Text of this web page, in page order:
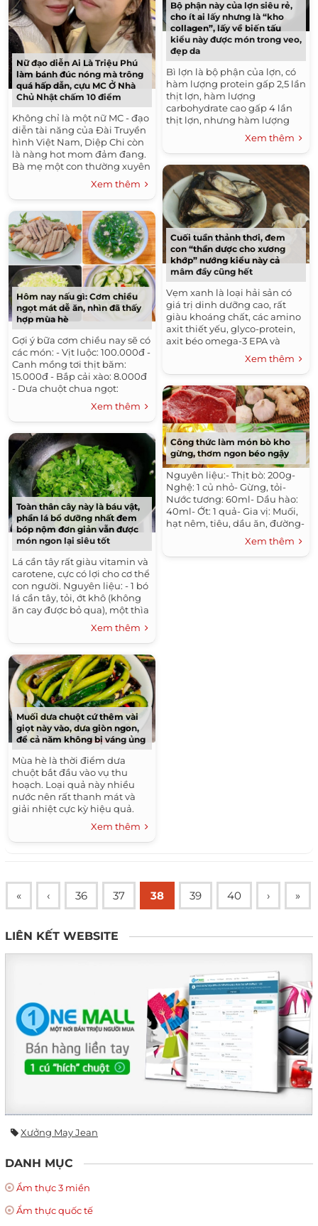
Nữ đạo diễn Ai Là Triệu Phú
làm bánh đúc nóng mà trông
quá hấp dẫn, cựu MC Ở Nhà
Chủ Nhật chấm 10 điểm
Không chỉ là một nữ MC - đạo
diễn tài năng của Đài Truyền
hình Việt Nam, Diệp Chi còn
là nàng hot mom đảm đang.
Bà mẹ một con thường xuyên
chia sẻ những món ăn làm
cho con gái Sumo An Nhiên...
Xem thêm
Hôm nay nấu gì: Cơm chiều
ngọt mát dễ ăn, nhìn đã thấy
hợp mùa hè
Gợi ý bữa cơm chiều nay sẽ có
các món: - Vịt luộc: 100.000đ -
Canh mồng tơi thịt băm:
15.000đ - Bắp cải xào: 8.000đ
- Dưa chuột chua ngọt:
8.000đ Tổng: 131.000đ Chuẩn
Xem thêm
Toàn thân cây này là báu vật,
phần lá bổ dưỡng nhất đem
bóp nộm đơn giản vẫn được
món ngon lại siêu tốt
Lá cần tây rất giàu vitamin và
carotene, cực có lợi cho cơ thể
con người. Nguyên liệu: - 1 bó
lá cần tây, tỏi, ớt khô (không
ăn cay được bỏ qua), một thìa
hạt vừng trắng, 1 thìa mì...
Xem thêm
Muối dưa chuột cứ thêm vài
giọt này vào, dưa giòn ngon,
để cả năm không bị váng ủng
Mùa hè là thời điểm dưa
chuột bắt đầu vào vụ thu
hoạch. Loại quả này nhiều
nước nên rất thanh mát và
giải nhiệt cực kỳ hiệu quả.
Ngoài cách ăn trực tiếp, nhiều
người còn đem dưa...
Xem thêm
Bộ phận này của lợn siêu rẻ,
cho ít ai lấy nhưng là “kho
collagen”, lấy về biến tấu
kiểu này được món trong veo,
đẹp da
Bì lợn là bộ phận của lợn, có
hàm lượng protein gấp 2,5 lần
thịt lợn, hàm lượng
carbohydrate cao gấp 4 lần
thịt lợn, nhưng hàm lượng
chất béo chỉ bằng một nửa
thịt lợn. Bên cạnh đó,...
Xem thêm
Cuối tuần thảnh thơi, đem
con “thần dược cho xương
khớp” nướng kiểu này cả
mâm đầy cũng hết
Vẹm xanh là loại hải sản có
giá trị dinh dưỡng cao, rất
giàu khoáng chất, các amino
axit thiết yếu, glyco-protein,
axit béo omega-3 EPA và
DHA... Có nhiều nghiên cứu
chỉ ra tác dụng kháng viêm
khớp của...
Xem thêm
Công thức làm món bò kho
gừng, thơm ngon béo ngậy
Nguyên liệu:- Thịt bò: 200g-
Nghệ: 1 củ nhỏ- Gừng, tỏi-
Nước tương: 60ml- Dầu hào:
40ml- Ớt: 1 quả- Gia vị: Muối,
hạt nêm, tiêu, dầu ăn, đường-
Rau mùi hoặc hành láCách
làm:- Thịt bò rửa...
Xem thêm
« ‹ 36 37 38 39 40 › »
LIÊN KẾT WEBSITE
Xưởng May Jean
DANH MỤC
Ẩm thực 3 miền
Ẩm thực quốc tế